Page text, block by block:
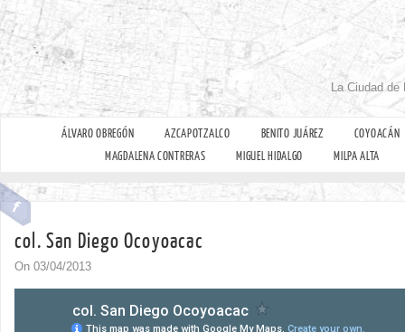
La Ciudad
ÁLVARO OBREGÓN AZCAPOTZALCO BENITO JUÁREZ
COYOACÁN
MAGDALENA CONTRERAS
MIGUEL HIDALGO MILPA ALTA
col. San Diego Ocoyoacac
On 03/04/2013